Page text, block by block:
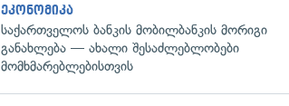
ეკონომიკა
საქართველოს ბანკის მობილბანკის მორიგი
განახლება — ახალი შესაძლებლობები
მომხმარებლებისთვის